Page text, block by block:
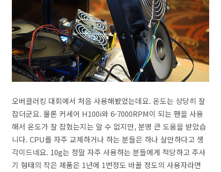
오버클러킹 대회에서 처음 사용해봤었는데요. 온도는 상당히 잘
잡더군요. 물론 커세어 H100i와 6-7000RPM이 되는 팬을 사용
해서 온도가 잘 잡혔는지는 알 수 없지만, 분명 큰 도움을 받았습
니다. CPU를 자주 교체하거나 하는 분들은 하나 살만하다고 생
각이드네요. 10g는 정말 자주 사용하는 분들에게 적당하고 주사
기 형태의 작은 제품은 1년에 1번정도 바꿀 정도의 사용자라면